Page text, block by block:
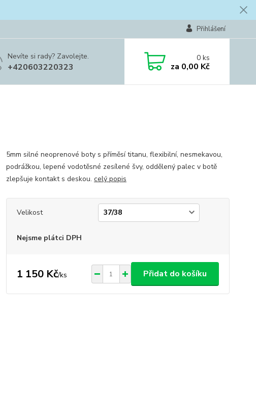
Přihlášení
Nevíte si rady? Zavolejte.
+420603220323
0ks
za 0,00 Kč
5mm silné neoprenové boty s příměsí titanu, flexibilní, nesmekavou,
podrážkou, lepené vodotěsné zesílené švy, oddělený palec v botě
zlepšuje kontakt s deskou. celý popis
Velikost
Nejsme plátci DPH
1 150 Kč/ks Přidat do košíku